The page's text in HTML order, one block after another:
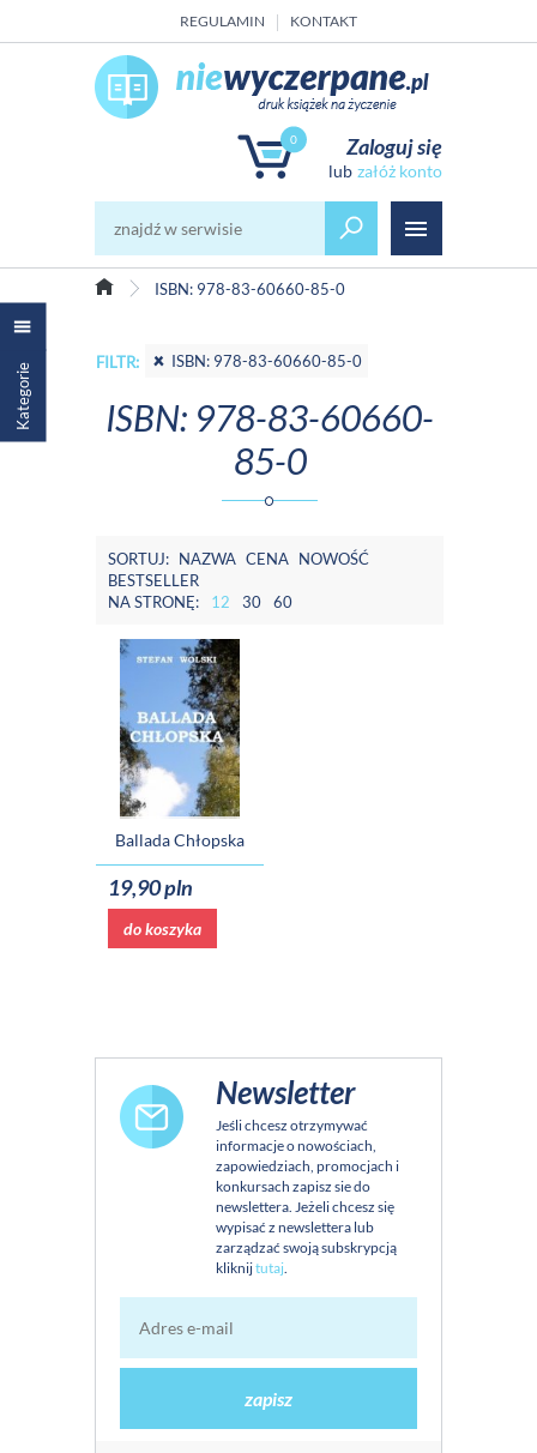
REGULAMIN KONTAKT
0 Zaloguj się
załóż konto
ISBN: 978-83-60660-85-0
Kategorie FILTR: ISBN: 978-83-60660-85-0
ISBN: 978-83-60660-
85-0
SORTUJ: NAZWA CENA NOWOŚĆ
BESTSELLER
NA STRONĘ:
12 30 60
Ballada Chłopska
19,90 pln
do koszyka
Newsletter
Jeśli chcesz otrzymywać
informacje o nowościach,
zapowiedziach, promocjach i
konkursach zapisz sie do
newslettera. Jeżeli chcesz się
wypisać z newslettera lub
zarządzać swoją subskrypcją
kliknijtutaj.
zapisz